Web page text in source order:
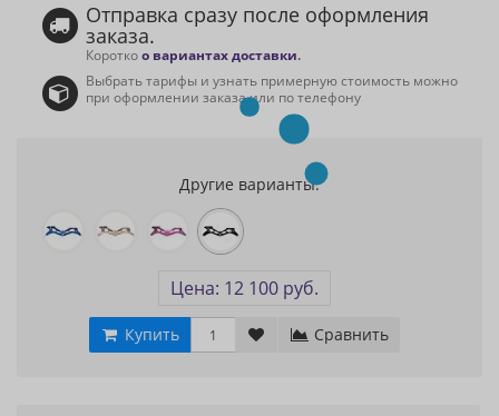
Отправка сразу после оформления
заказа.
Короткоо вариантах доставки.
Выбрать тарифы и узнать примерную стоимость можно
при оформлении заказа или по телефону
Другие варианты:
Цена: 12 100 руб.
Купить Сравнить